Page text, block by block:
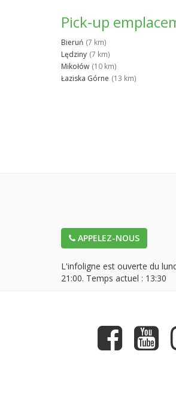
Pick-up
Bieruń (7 km)
Lędziny (7 km)
Mikołów (10 km)
Łaziska Górne (13 km)
APPELEZ-NOUS
L'infoligne est ouverte du
21:00. Temps actuel : 13:30